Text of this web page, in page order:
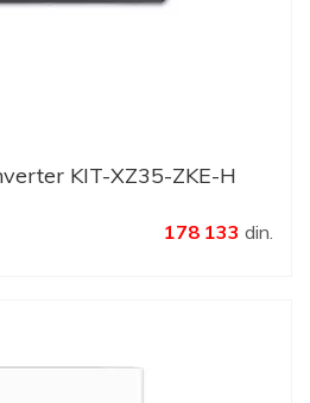
KIT-XZ35-ZKE-H
178 133 din.